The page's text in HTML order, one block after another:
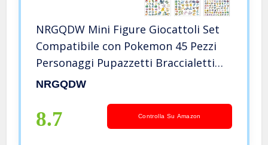
NRGQDW Mini Figure Giocattoli Set
Compatibile con Pokemon 45 Pezzi
Personaggi Pupazzetti Braccialetti
Adesivi Gadget Compleanno Bambini
Cialda per Torta Topper Regalo
NRGQDW
8.7 Controlla Su Amazon